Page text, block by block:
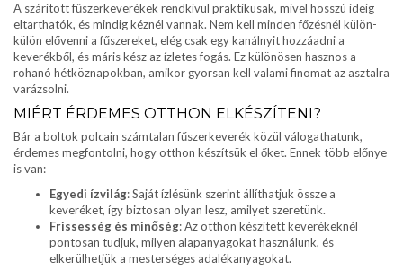
A szárított fűszerkeverékek rendkívül praktikusak, mivel hosszú ideig
eltarthatók, és mindig kéznél vannak. Nem kell minden főzésnél külön-
külön elővenni a fűszereket, elég csak egy kanálnyit hozzáadni a
keverékből, és máris kész az ízletes fogás. Ez különösen hasznos a
rohanó hétköznapokban, amikor gyorsan kell valami finomat az asztalra
varázsolni.
MIÉRT ÉRDEMES OTTHON ELKÉSZÍTENI?
Bár a boltok polcain számtalan fűszerkeverék közül válogathatunk,
érdemes megfontolni, hogy otthon készítsük el őket. Ennek több előnye
is van:
Egyedi ízvilág: Saját ízlésünk szerint állíthatjuk össze a
keveréket, így biztosan olyan lesz, amilyet szeretünk.
Frissesség és minőség: Az otthon készített keverékeknél
pontosan tudjuk, milyen alapanyagokat használunk, és
elkerülhetjük a mesterséges adalékanyagokat.